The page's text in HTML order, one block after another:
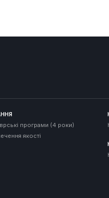
програми (4 роки)
якості